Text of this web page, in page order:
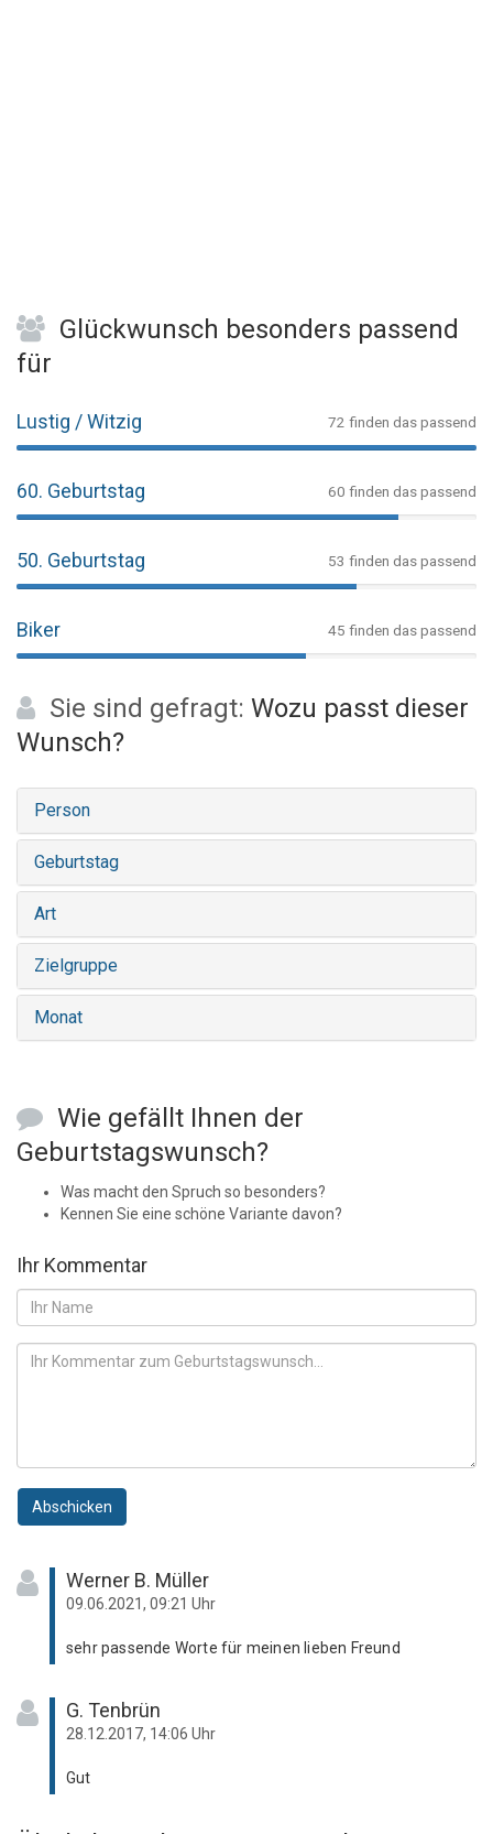
Glückwunsch besonders passend
für
Lustig / Witzig 72 finden das passend
60. Geburtstag 60 finden das passend
50. Geburtstag 53 finden das passend
Biker 45 finden das passend
Sie sind gefragt: Wozu passt dieser
Wunsch?
Person
Geburtstag
Art
Zielgruppe
Monat
Wie gefällt Ihnen der
Geburtstagswunsch?
Was macht den Spruch so besonders?
Kennen Sie eine schöne Variante davon?
Ihr Kommentar
Abschicken
Werner B. Müller
09.06.2021, 09:21 Uhr
sehr passende Worte für meinen lieben Freund
G. Tenbrün
28.12.2017, 14:06 Uhr
Gut